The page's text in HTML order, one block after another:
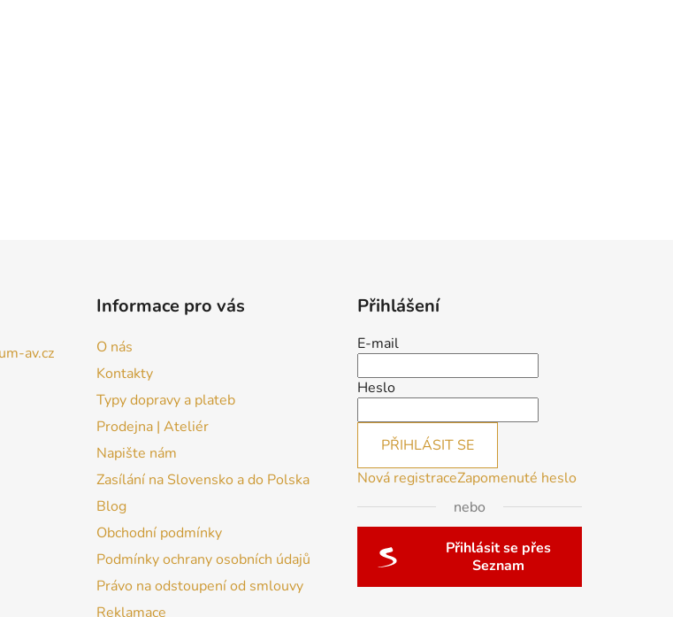
av.cz
Informace pro vás
O nás
Kontakty
Typy dopravy a plateb
Prodejna | Ateliér
Napište nám
Zasílání na Slovensko a do Polska
Blog
Obchodní podmínky
Podmínky ochrany osobních údajů
Právo na odstoupení od smlouvy
Reklamace
Přihlášení
E-mail
Heslo
PŘIHLÁSIT SE
Nová registraceZapomenuté heslo
nebo
Přihlásit se přes
Seznam